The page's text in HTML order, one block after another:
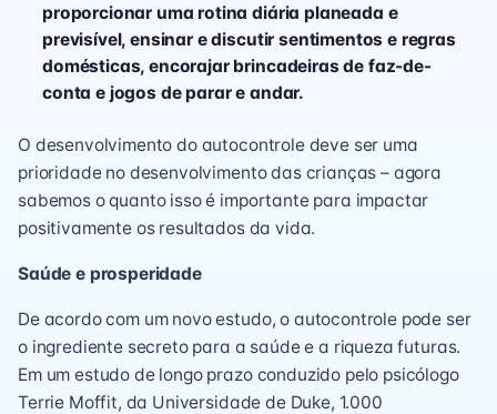
proporcionar uma rotina diária planeada e
previsível, ensinar e discutir sentimentos e regras
domésticas, encorajar brincadeiras de faz-de-
conta e jogos de parar e andar.
O desenvolvimento do autocontrole deve ser uma
prioridade no desenvolvimento das crianças – agora
sabemos o quanto isso é importante para impactar
positivamente os resultados da vida.
Saúde e prosperidade
De acordo com um novo estudo, o autocontrole pode ser
o ingrediente secreto para a saúde e a riqueza futuras.
Em um estudo de longo prazo conduzido pelo psicólogo
Terrie Moffit, da Universidade de Duke, 1.000